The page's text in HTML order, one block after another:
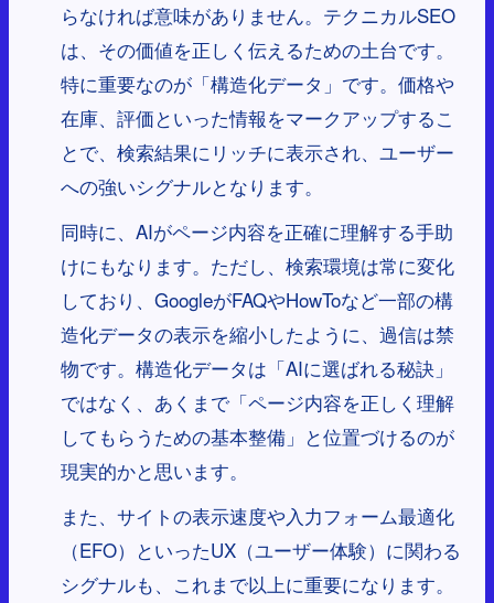
らなければ意味がありません。テクニカルSEO
は、その価値を正しく伝えるための土台です。
特に重要なのが「構造化データ」です。価格や
在庫、評価といった情報をマークアップするこ
とで、検索結果にリッチに表示され、ユーザー
への強いシグナルとなります。
同時に、AIがページ内容を正確に理解する手助
けにもなります。ただし、検索環境は常に変化
しており、GoogleがFAQやHowToなど一部の構
造化データの表示を縮小したように、過信は禁
物です。構造化データは「AIに選ばれる秘訣」
ではなく、あくまで「ページ内容を正しく理解
してもらうための基本整備」と位置づけるのが
現実的かと思います。
また、サイトの表示速度や入力フォーム最適化
（EFO）といったUX（ユーザー体験）に関わる
シグナルも、これまで以上に重要になります。